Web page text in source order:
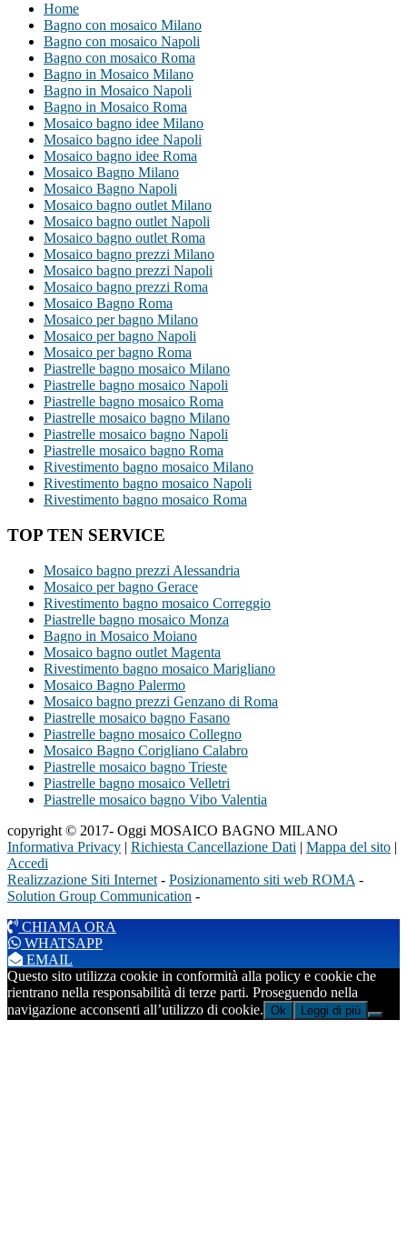
Home
Bagno con mosaico Milano
Bagno con mosaico Napoli
Bagno con mosaico Roma
Bagno in Mosaico Milano
Bagno in Mosaico Napoli
Bagno in Mosaico Roma
Mosaico bagno idee Milano
Mosaico bagno idee Napoli
Mosaico bagno idee Roma
Mosaico Bagno Milano
Mosaico Bagno Napoli
Mosaico bagno outlet Milano
Mosaico bagno outlet Napoli
Mosaico bagno outlet Roma
Mosaico bagno prezzi Milano
Mosaico bagno prezzi Napoli
Mosaico bagno prezzi Roma
Mosaico Bagno Roma
Mosaico per bagno Milano
Mosaico per bagno Napoli
Mosaico per bagno Roma
Piastrelle bagno mosaico Milano
Piastrelle bagno mosaico Napoli
Piastrelle bagno mosaico Roma
Piastrelle mosaico bagno Milano
Piastrelle mosaico bagno Napoli
Piastrelle mosaico bagno Roma
Rivestimento bagno mosaico Milano
Rivestimento bagno mosaico Napoli
Rivestimento bagno mosaico Roma
TOP TEN SERVICE
Mosaico bagno prezzi Alessandria
Mosaico per bagno Gerace
Rivestimento bagno mosaico Correggio
Piastrelle bagno mosaico Monza
Bagno in Mosaico Moiano
Mosaico bagno outlet Magenta
Rivestimento bagno mosaico Marigliano
Mosaico Bagno Palermo
Mosaico bagno prezzi Genzano di Roma
Piastrelle mosaico bagno Fasano
Piastrelle bagno mosaico Collegno
Mosaico Bagno Corigliano Calabro
Piastrelle mosaico bagno Trieste
Piastrelle bagno mosaico Velletri
Piastrelle mosaico bagno Vibo Valentia
copyright © 2017- Oggi MOSAICO BAGNO MILANO
Informativa Privacy | Richiesta Cancellazione Dati | Mappa del sito |
Accedi
Realizzazione Siti Internet - Posizionamento siti web ROMA -
Solution Group Communication -
CHIAMA ORA
WHATSAPP
EMAIL
Questo sito utilizza cookie in conformità alla policy e cookie che
rientrano nella responsabilità di terze parti. Proseguendo nella
navigazione acconsenti all’utilizzo di cookie. Ok Leggi di più